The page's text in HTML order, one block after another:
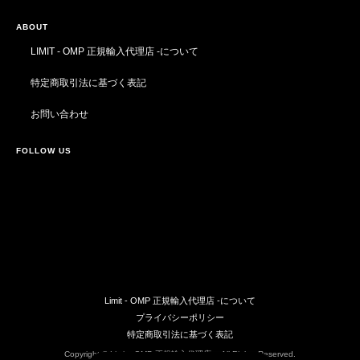
ABOUT
LIMIT - OMP 正規輸入代理店 -について
特定商取引法に基づく表記
お問い合わせ
FOLLOW US
Limit - OMP 正規輸入代理店 -について
プライバシーポリシー
特定商取引法に基づく表記
Copyright © Limit - OMP 正規輸入代理店 -. All Rights Reserved.